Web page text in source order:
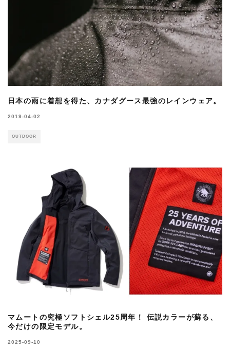
日本の雨に着想を得た、カナダグース最強のレインウェア。
2019-04-02
OUTDOOR
マムートの究極ソフトシェル25周年！ 伝説カラーが蘇る、
今だけの限定モデル。
2025-09-10